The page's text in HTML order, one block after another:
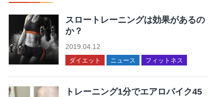
スロートレーニングは効果があるの
か？
2019.04.12
ダイエット ニュース フィットネス
トレーニング1分でエアロバイク45